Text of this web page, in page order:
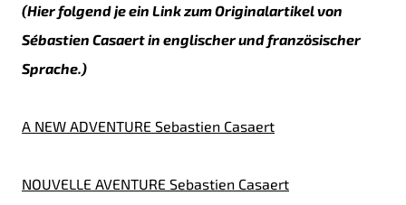
(Hier folgend je ein Link zum Originalartikel von
Sébastien Casaert in englischer und französischer
Sprache.)
A NEW ADVENTURE Sebastien Casaert
NOUVELLE AVENTURE Sebastien Casaert